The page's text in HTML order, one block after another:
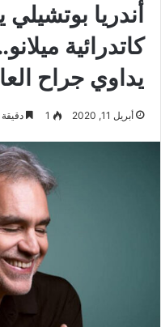
أندريا
كاتدرائية
يداوي جراح
أبريل 11, 2020 1